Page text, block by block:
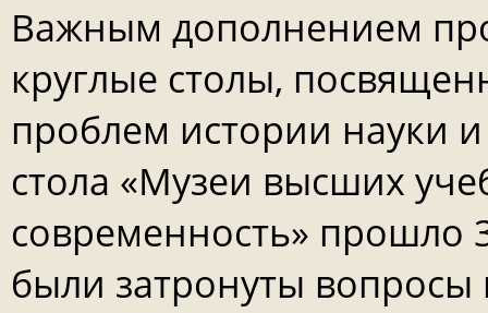
Важным дополнением
круглые столы,
проблем истории науки
стола «Музеи высших
современность» прошло
были затронуты вопросы